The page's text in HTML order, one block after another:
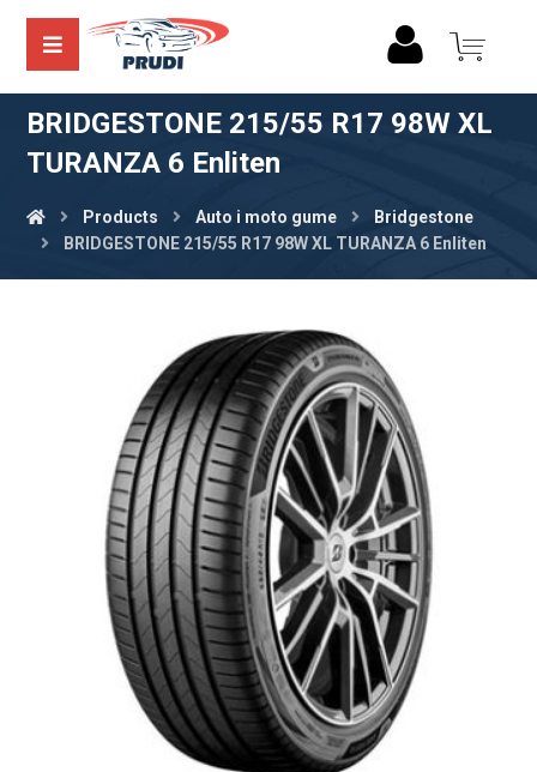
BRIDGESTONE 215/55 R17 98W XL
TURANZA 6 Enliten
Products Auto i moto gume
Bridgestone
BRIDGESTONE 215/55 R17 98W XL TURANZA 6 Enliten